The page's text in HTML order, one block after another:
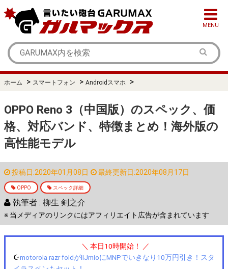
MENU
ホーム > スマートフォン > Androidスマホ >
OPPO Reno 3（中国版）のスペック、価
格、対応バンド、特徴まとめ！海外版の
高性能モデル
投稿日:2020年01月08日 最終更新日:2020年08月17日
OPPO スペック詳細
執筆者 : 柳生 剣之介
※ 当メディアのリンクにはアフィリエイト広告が含まれています
＼ 本日10時開始！ ／
☪️motorola razr foldがIIJmioにMNPでいきなり10万円引き！スタ